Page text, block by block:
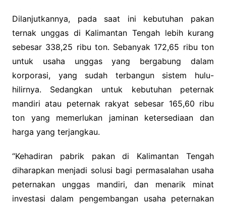
Dilanjutkannya, pada saat ini kebutuhan pakan
ternak unggas di Kalimantan Tengah lebih kurang
sebesar 338,25 ribu ton. Sebanyak 172,65 ribu ton
untuk usaha unggas yang bergabung dalam
korporasi, yang sudah terbangun sistem hulu-
hilirnya. Sedangkan untuk kebutuhan peternak
mandiri atau peternak rakyat sebesar 165,60 ribu
ton yang memerlukan jaminan ketersediaan dan
harga yang terjangkau.
“Kehadiran pabrik pakan di Kalimantan Tengah
diharapkan menjadi solusi bagi permasalahan usaha
peternakan unggas mandiri, dan menarik minat
investasi dalam pengembangan usaha peternakan